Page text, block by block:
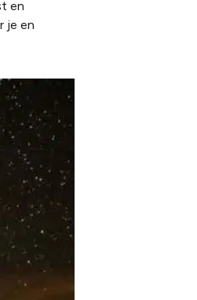
en
je en